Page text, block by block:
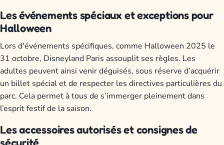
Les événements spéciaux et exceptions pour
Halloween
Lors d'événements spécifiques, comme Halloween 2025 le
31 octobre, Disneyland Paris assouplit ses règles. Les
adultes peuvent ainsi venir déguisés, sous réserve d’acquérir
un billet spécial et de respecter les directives particulières du
parc. Cela permet à tous de s’immerger pleinement dans
l’esprit festif de la saison.
Les accessoires autorisés et consignes de
sécurité